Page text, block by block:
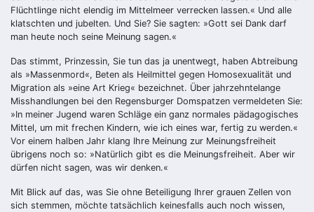
Flüchtlinge nicht elendig im Mittelmeer verrecken lassen.« Und alle
klatschten und jubelten. Und Sie? Sie sagten: »Gott sei Dank darf
man heute noch seine Meinung sagen.«
Das stimmt, Prinzessin, Sie tun das ja unentwegt, haben Abtreibung
als »Massenmord«, Beten als Heilmittel gegen Homosexualität und
Migration als »eine Art Krieg« bezeichnet. Über jahrzehntelange
Misshandlungen bei den Regensburger Domspatzen vermeldeten Sie:
»In meiner Jugend waren Schläge ein ganz normales pädagogisches
Mittel, um mit frechen Kindern, wie ich eines war, fertig zu werden.«
Vor einem halben Jahr klang Ihre Meinung zur Meinungsfreiheit
übrigens noch so: »Natürlich gibt es die Meinungsfreiheit. Aber wir
dürfen nicht sagen, was wir denken.«
Mit Blick auf das, was Sie ohne Beteiligung Ihrer grauen Zellen von
sich stemmen, möchte tatsächlich keinesfalls auch noch wissen,